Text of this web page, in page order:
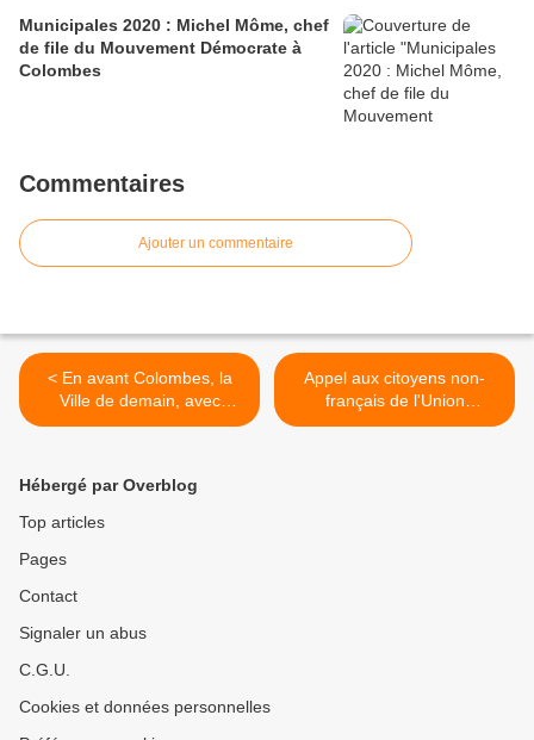
Municipales 2020 : Michel Môme, chef
de file du Mouvement Démocrate à
Colombes
Commentaires
Ajouter un commentaire
< En avant Colombes, la
Ville de demain, avec
Laurent Trupin
Appel aux citoyens non-
français de l'Union
Européenne >
Hébergé par Overblog
Top articles
Pages
Contact
Signaler un abus
C.G.U.
Cookies et données personnelles